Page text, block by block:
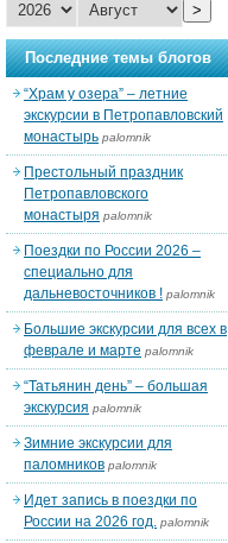
>
Последние темы блогов
“Храм у озера” – летние
экскурсии в Петропавловский
монастырь palomnik
Престольный праздник
Петропавловского
монастыря palomnik
Поездки по России 2026 –
специально для
дальневосточников ! palomnik
Большие экскурсии для всех в
феврале и марте palomnik
“Татьянин день” – большая
экскурсия palomnik
Зимние экскурсии для
паломников palomnik
Идет запись в поездки по
России на 2026 год. palomnik